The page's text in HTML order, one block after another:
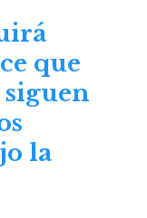
que
la